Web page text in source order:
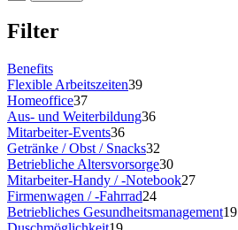
Filter
Benefits
Flexible Arbeitszeiten39
Homeoffice37
Aus- und Weiterbildung36
Mitarbeiter-Events36
Getränke / Obst / Snacks32
Betriebliche Altersvorsorge30
Mitarbeiter-Handy / -Notebook27
Firmenwagen / -Fahrrad24
Betriebliches Gesundheitsmanagement19